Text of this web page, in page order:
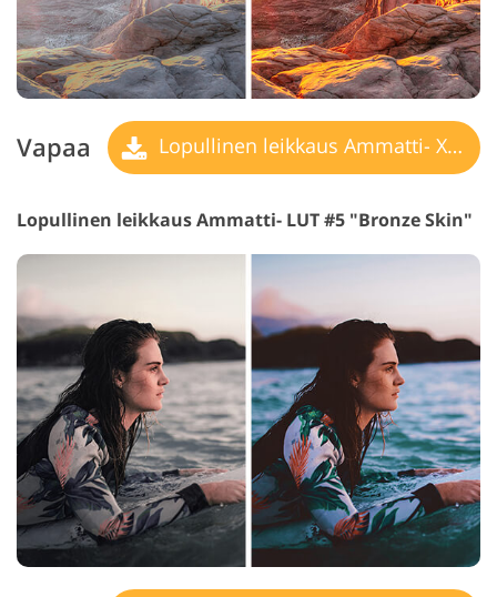
Vapaa Lopullinen leikkaus Ammatti- X LUT
Lopullinen leikkaus Ammatti- LUT #5 "Bronze Skin"